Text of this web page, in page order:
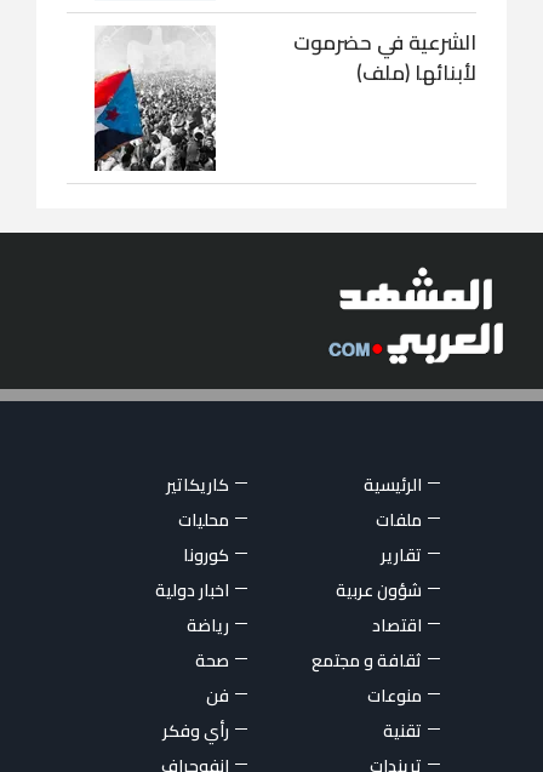
الشرعية في حضرموت
لأبنائها (ملف)
الرئيسية
كاريكاتير
ملفات
محليات
تقارير
كورونا
شؤون عربية
اخبار دولية
اقتصاد
رياضة
ثقافة و مجتمع
صحة
منوعات
فن
تقنية
رأي وفكر